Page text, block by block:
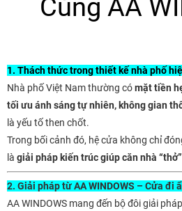
Cùng AA
1. Thách thức trong thiết kế nhà phố
Nhà phố Việt Nam thường cómặt tiền
tối ưu ánh sáng tự nhiên, không gian
là yếu tố then chốt.
Trong bối cảnh đó, hệ cửa không chỉ
là giải pháp kiến trúc giúp căn nhà
2. Giải pháp từ AA WINDOWS – Cửa đi
AA WINDOWS mang đến bộ đôi giải